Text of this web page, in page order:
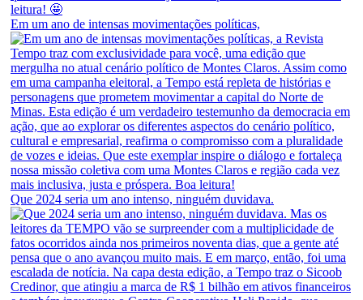
Em um ano de intensas movimentações políticas,
Que 2024 seria um ano intenso, ninguém duvidava.